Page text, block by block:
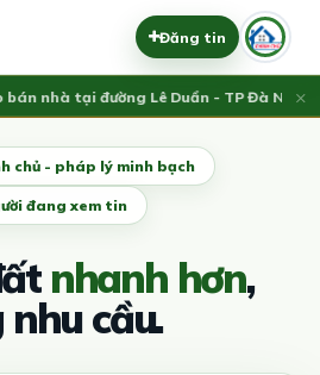
Đăng tin
nhà tại đường Lê Duẩn - TP Đà Nẵng;×
chủ - pháp lý minh bạch
đang xem tin
nhanh hơn,
cầu.